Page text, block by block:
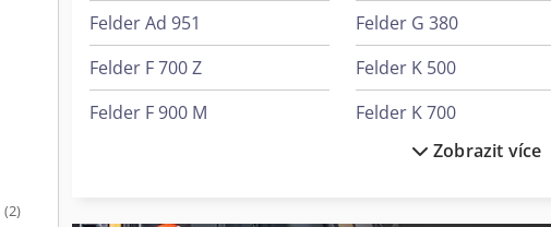
(2)
Felder Ad 951
Felder F 700 Z
Felder F 900 M
Felder G 380
Felder K 500
Felder K 700
Felder K 700 SZobrazit více